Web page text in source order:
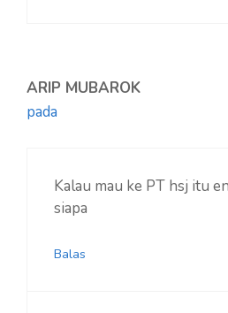
ARIP MUBAROK
pada
Kalau mau ke PT hsj itu
siapa
Balas